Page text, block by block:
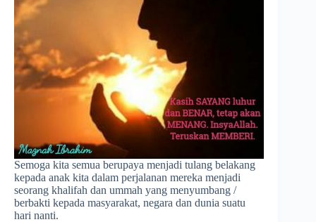
Semoga kita semua berupaya menjadi tulang belakang
kepada anak kita dalam perjalanan mereka menjadi
seorang khalifah dan ummah yang menyumbang /
berbakti kepada masyarakat, negara dan dunia suatu
hari nanti.